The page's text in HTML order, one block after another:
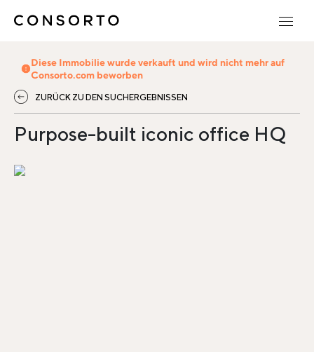
Diese Immobilie wurde verkauft und wird nicht mehr auf
Consorto.com beworben
ZURÜCK ZU DEN SUCHERGEBNISSEN
Purpose-built iconic office HQ